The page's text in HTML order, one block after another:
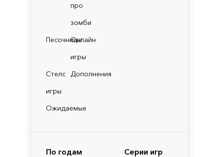
про
зомби
ПесочницыОнлайн
игры
Стелс
игры
Дополнения
Ожидаемые
По годам Серии игр